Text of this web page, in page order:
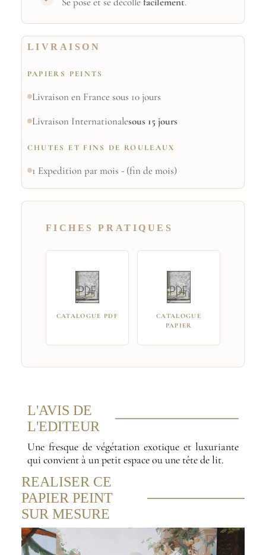
LIVRAISON
PAPIERS PEINTS
Livraison en France sous 10 jours
Livraison Internationalesous 15 jours
CHUTES ET FINS DE ROULEAUX
1 Expedition par mois - (fin de mois)
FICHES PRATIQUES
CATALOGUE PDF
CATALOGUE
PAPIER
L'AVIS DE
L'EDITEUR
Une fresque de végétation exotique et luxuriante
qui convient à un petit espace ou une tête de lit.
REALISER CE
PAPIER PEINT
SUR MESURE